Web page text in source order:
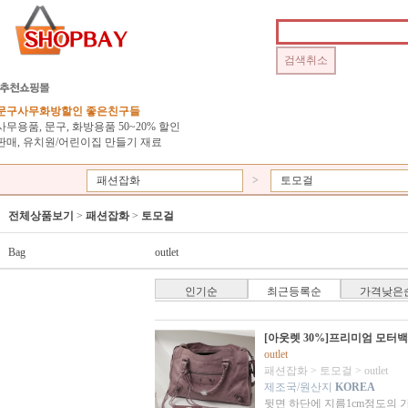
구사무화방할인 좋은친구들
무용품, 문구, 화방용품 50~20% 할인
매, 유치원/어린이집 만들기 재료
패션잡화 > 토모걸
전체상품보기 > 패션잡화> 토모걸
Bag outlet
인기순 최근등록순 가격낮은
[아웃렛 30%]프리미엄 모터
outlet
패션잡화 > 토모걸 > outlet
제조국/원산지 KOREA
뒷면 하단에 지름1cm정도의